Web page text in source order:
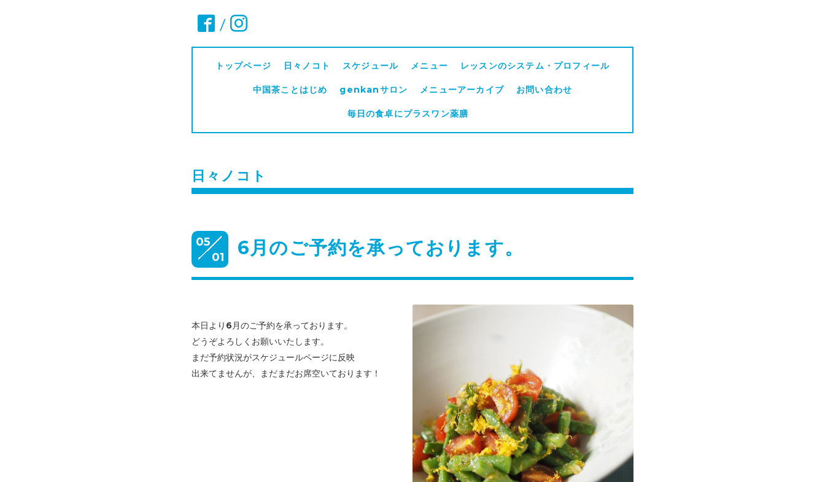
/
トップページ 日々ノコト スケジュール メニュー レッスンのシステム・プロフィール
中国茶ことはじめ genkanサロン メニューアーカイブ お問い合わせ
毎日の食卓にプラスワン薬膳
日々ノコト
05
01
6月のご予約を承っております。
本日より6月のご予約を承っております。
どうぞよろしくお願いいたします。
まだ予約状況がスケジュールページに反映
出来てませんが、
まだまだお席空いております！